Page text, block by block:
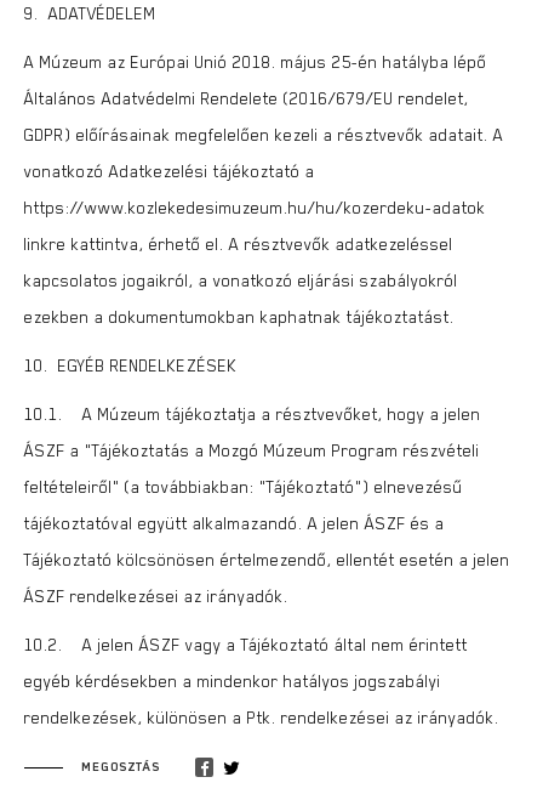
9. ADATVÉDELEM
A Múzeum az Európai Unió 2018. május 25-én hatályba lépő
Általános Adatvédelmi Rendelete (2016/679/EU rendelet,
GDPR) előírásainak megfelelően kezeli a résztvevők adatait. A
vonatkozó Adatkezelési tájékoztató a
https://www.kozlekedesimuzeum.hu/hu/kozerdeku-adatok
linkre kattintva, érhető el. A résztvevők adatkezeléssel
kapcsolatos jogaikról, a vonatkozó eljárási szabályokról
ezekben a dokumentumokban kaphatnak tájékoztatást.
10. EGYÉB RENDELKEZÉSEK
10.1. A Múzeum tájékoztatja a résztvevőket, hogy a jelen
ÁSZF a „Tájékoztatás a Mozgó Múzeum Program részvételi
feltételeiről” (a továbbiakban: „Tájékoztató”) elnevezésű
tájékoztatóval együtt alkalmazandó. A jelen ÁSZF és a
Tájékoztató kölcsönösen értelmezendő, ellentét esetén a jelen
ÁSZF rendelkezései az irányadók.
10.2. A jelen ÁSZF vagy a Tájékoztató által nem érintett
egyéb kérdésekben a mindenkor hatályos jogszabályi
rendelkezések, különösen a Ptk. rendelkezései az irányadók.
MEGOSZTÁS